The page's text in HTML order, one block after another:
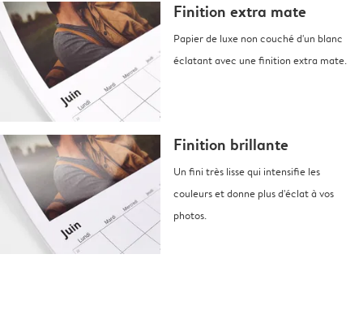
Finition extra mate
Papier de luxe non couché d'un blanc
éclatant avec une finition extra mate.
Finition brillante
Un fini très lisse qui intensifie les
couleurs et donne plus d'éclat à vos
photos.